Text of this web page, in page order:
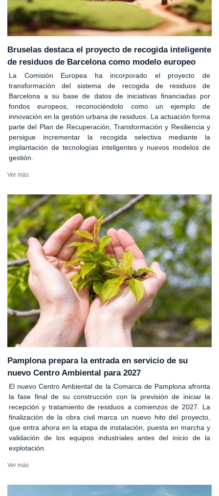
Bruselas destaca el proyecto de recogida inteligente
de residuos de Barcelona como modelo europeo
La Comisión Europea ha incorporado el proyecto de
transformación del sistema de recogida de residuos de
Barcelona a su base de datos de iniciativas financiadas por
fondos europeos, reconociéndolo como un ejemplo de
innovación en la gestión urbana de residuos. La actuación forma
parte del Plan de Recuperación, Transformación y Resiliencia y
persigue incrementar la recogida selectiva mediante la
implantación de tecnologías inteligentes y nuevos modelos de
gestión.
Ver más
Pamplona prepara la entrada en servicio de su
nuevo Centro Ambiental para 2027
El nuevo Centro Ambiental de la Comarca de Pamplona afronta
la fase final de su construcción con la previsión de iniciar la
recepción y tratamiento de residuos a comienzos de 2027. La
finalización de la obra civil marca un nuevo hito del proyecto,
que entra ahora en la etapa de instalación, puesta en marcha y
validación de los equipos industriales antes del inicio de la
explotación.
Ver más